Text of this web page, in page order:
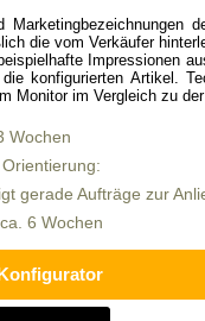
Marketingbezeichnungen
die vom Verkäufer
Impressionen
konfigurierten Artikel.
Monitor im Vergleich zu
Wochen
gerade Aufträge zur
6 Wochen